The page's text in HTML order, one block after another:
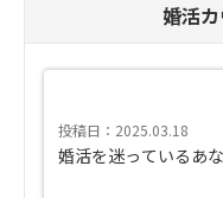
婚活
投稿日：2025.03.18
婚活を迷っているあ